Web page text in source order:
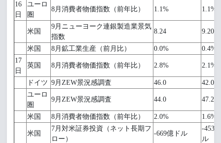
16
日
ユーロ
圏
8月消費者物価指数（前年比） 1.1% 1.1%
米国
9月ニューヨーク連銀製造業景気
指数
8.24 9.20
米国 8月鉱工業生産（前月比） 0.0%
0.4%
17
日
英国 8月消費者物価指数（前年比） 2.8% 2.1%
ドイツ 9月ZEW景況感調査 46.0
42.0
ユーロ
圏
9月ZEW景況感調査 44.0 47.2
米国 8月消費者物価指数（前年比） 2.0% 1.6%
米国
7月対米証券投資（ネット長期フ
ロー）
-669億ドル
-453
ル